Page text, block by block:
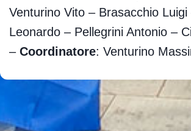
Venturino Vito – Brasacchio
Leonardo – Pellegrini Antonio –
– Coordinatore: Venturino